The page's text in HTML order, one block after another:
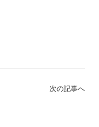
次の記事へ